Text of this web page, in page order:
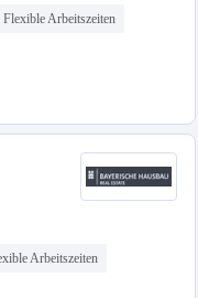
Flexible Arbeitszeiten
Arbeitszeiten